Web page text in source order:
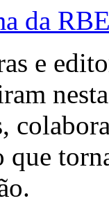
da RBE
e
que